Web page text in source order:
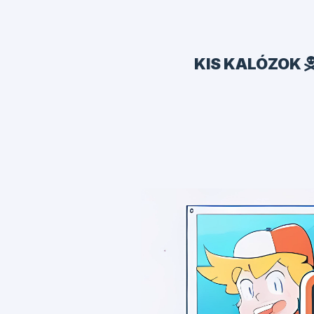
KIS KALÓZOK